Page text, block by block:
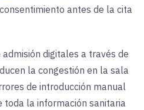
antes de la cita
digitales a través de
la congestión en la sala
de introducción manual
toda la información sanitaria